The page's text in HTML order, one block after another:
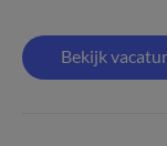
Bekijk